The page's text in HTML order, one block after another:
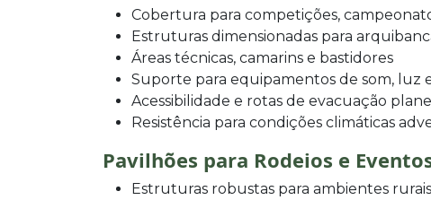
Cobertura para competições,
Estruturas dimensionadas para
Áreas técnicas, camarins e bastidores
Suporte para equipamentos de som, luz
Acessibilidade e rotas de evacuação
Resistência para condições climáticas
Pavilhões para Rodeios e
Estruturas robustas para ambientes